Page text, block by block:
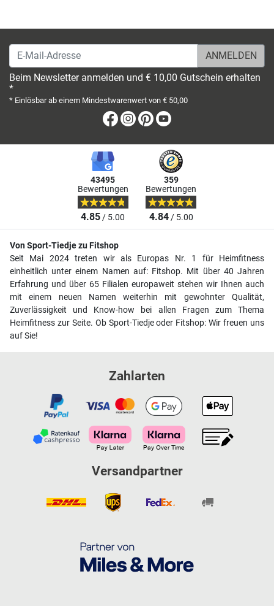
E-Mail-Adresse
Beim Newsletter anmelden und € 10,00 Gutschein erhalten
*
* Einlösbar ab einem Mindestwarenwert von € 50,00
Facebook
Instagram
Pinterest
43495
Bewertungen
4.85/ 5.00
359
Bewertungen
4.84/ 5.00
Von Sport-Tiedje zu Fitshop
Seit Mai 2024 treten wir als Europas Nr. 1 für Heimfitness
einheitlich unter einem Namen auf: Fitshop. Mit über 40 Jahren
Erfahrung und über 65 Filialen europaweit stehen wir Ihnen auch
mit einem neuen Namen weiterhin mit gewohnter Qualität,
Zuverlässigkeit und Know-how bei allen Fragen zum Thema
Heimfitness zur Seite. Ob Sport-Tiedje oder Fitshop: Wir freuen uns
auf Sie!
Zahlarten
Versandpartner